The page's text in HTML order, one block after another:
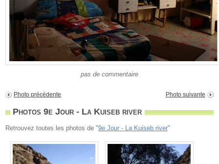
pas de commentaire
Photo précédente Photo suivante
Photos 9e Jour - La Kuiseb river
Retrouvez toutes les photos de "9e Jour - La Kuiseb river"